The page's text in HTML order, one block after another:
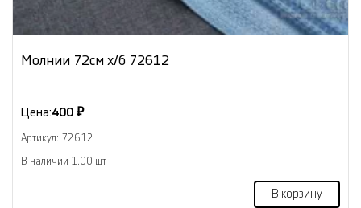
Молнии 72см х/б 72612
Цена:400 ₽
Артикул: 72612
В наличии 1.00 шт
В корзину